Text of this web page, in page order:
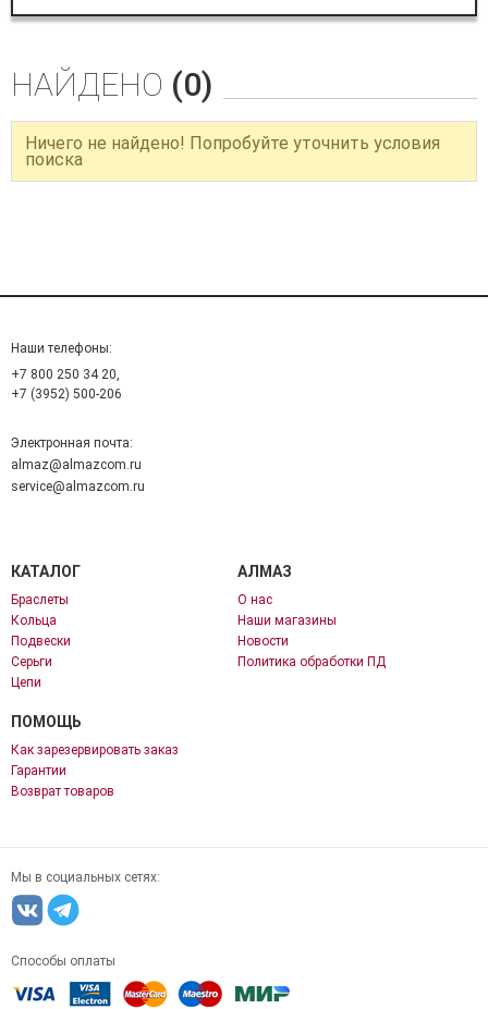
НАЙДЕНО (0)
Ничего не найдено! Попробуйте уточнить условия
поиска
Наши телефоны:
+7 800 250 34 20,
+7 (3952) 500-206
Электронная почта:
almaz@almazcom.ru
service@almazcom.ru
КАТАЛОГ
Браслеты
Кольца
Подвески
Серьги
Цепи
АЛМАЗ
О нас
Наши магазины
Новости
Политика обработки ПД
ПОМОЩЬ
Как зарезервировать заказ
Гарантии
Возврат товаров
Мы в социальных сетях:
Способы оплаты